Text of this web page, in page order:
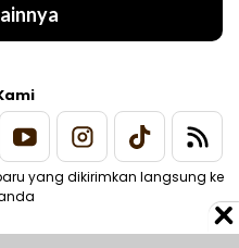
yang dikirimkan langsung ke